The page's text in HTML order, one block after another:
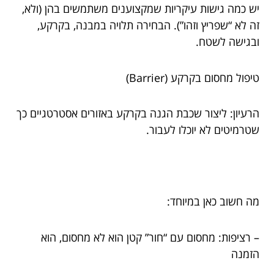
יש כמה גישות עיקריות שמקצוענים משתמשים בהן (ולא,
זה לא “שפריץ וזהו”). הבחירה תלויה במבנה, בקרקע,
ובגישה לשטח.
טיפול מחסום בקרקע (Barrier)
הרעיון: ליצור שכבת הגנה בקרקע באזורים אסטרטגיים כך
שטרמיטים לא יוכלו לעבור.
מה חשוב כאן במיוחד:
– רציפות: מחסום עם “חור” קטן הוא לא מחסום, הוא
הזמנה